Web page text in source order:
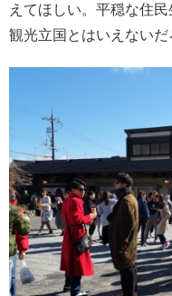
えてほしい。平穏な住
観光立国とはいえないだ